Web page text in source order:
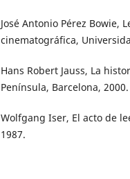
José Antonio Pérez Bowie,
cinematográfica,
Hans Robert Jauss, La
Península, Barcelona, 2000.
Wolfgang Iser, El acto de
1987.